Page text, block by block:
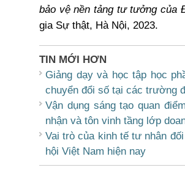
bảo vệ nền tảng tư tưởng của
gia Sự thật, Hà Nội, 2023.
TIN MỚI HƠN
Giảng dạy và học tập học
chuyển đổi số tại các trường
Vận dụng sáng tạo quan
nhận và tôn vinh tầng lớp
Vai trò của kinh tế tư nhân
hội Việt Nam hiện nay